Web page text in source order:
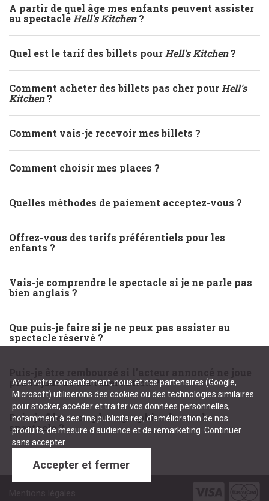
A partir de quel âge mes enfants peuvent assister
au spectacle Hell's Kitchen?
Quel est le tarif des billets pour Hell's Kitchen?
Comment acheter des billets pas cher pour Hell's
Kitchen?
Comment vais-je recevoir mes billets ?
Comment choisir mes places ?
Quelles méthodes de paiement acceptez-vous ?
Offrez-vous des tarifs préférentiels pour les
enfants ?
Vais-je comprendre le spectacle si je ne parle pas
bien anglais ?
Que puis-je faire si je ne peux pas assister au
spectacle réservé ?
pas le jour de ma réservation ?
Puis-je filmer ou photographier durant le
spectacle ?
Avec votre consentement, nous et nos partenaires (Google,
Microsoft) utiliserons des cookies ou des technologies similaires
pour stocker, accéder et traiter vos données personnelles,
notamment à des fins publicitaires, d'amélioration de nos
produits, de mesure d'audience et de remarketing. Continuer
sans accepter.
Accepter et fermer